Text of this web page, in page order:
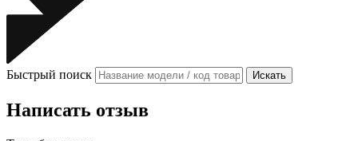
Быстрый поиск Искать
Написать отзыв